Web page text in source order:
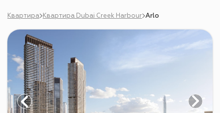
Квартира Квартира Dubai Creek Harbour Arlo